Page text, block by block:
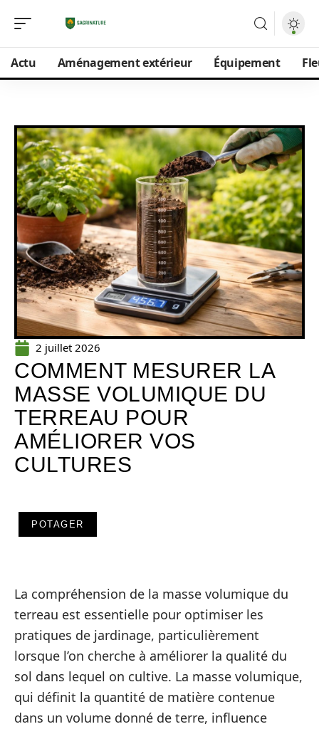
Actu Aménagement extérieur Équipement
2 juillet 2026
COMMENT MESURER LA
MASSE VOLUMIQUE DU
TERREAU POUR
AMÉLIORER VOS
CULTURES
POTAGER
La compréhension de la masse volumique du
terreau est essentielle pour optimiser les
pratiques de jardinage, particulièrement
lorsque l’on cherche à améliorer la qualité du
sol dans lequel on cultive. La masse volumique,
qui définit la quantité de matière contenue
dans un volume donné de terre, influence